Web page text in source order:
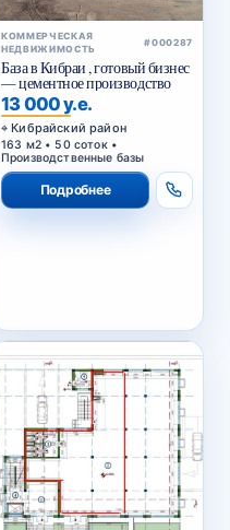
КОММЕРЧЕСКАЯ
НЕДВИЖИМОСТЬ
#000287
База в Кибраи , готовый бизнес
— цементное производство
13 000 у.е.
Кибрайский район
163 м2 • 50 соток •
Производственные базы
Подробнее